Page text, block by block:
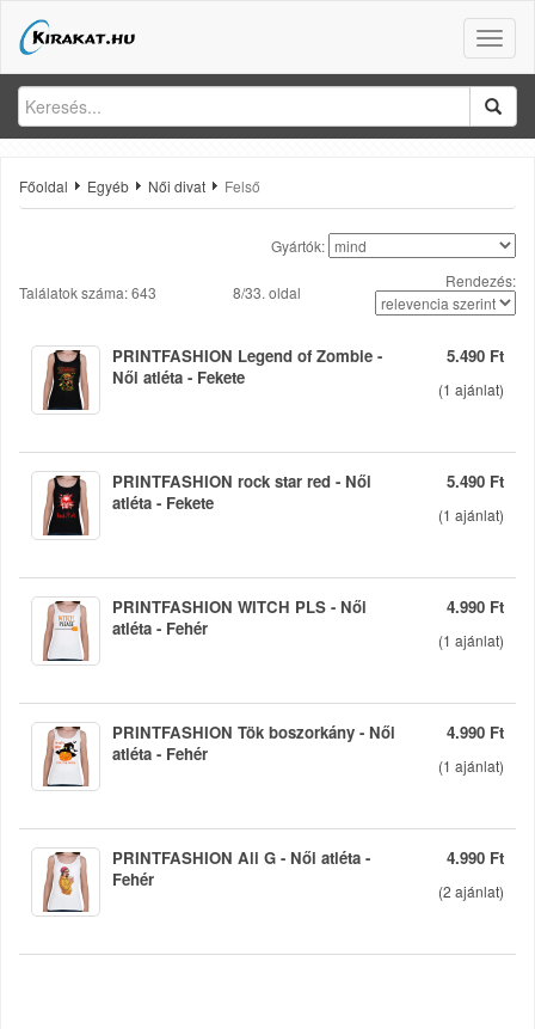
Toggle
Főoldal Egyéb Női divat Felső
Gyártók:
Találatok száma: 643 8/33. oldal
Rendezés:
5.490 Ft
(1 ajánlat)
PRINTFASHION Legend of Zombie -
Női atléta - Fekete
5.490 Ft
(1 ajánlat)
PRINTFASHION rock star red - Női
atléta - Fekete
4.990 Ft
(1 ajánlat)
PRINTFASHION WITCH PLS - Női
atléta - Fehér
4.990 Ft
(1 ajánlat)
PRINTFASHION Tök boszorkány - Női
atléta - Fehér
4.990 Ft
(2 ajánlat)
PRINTFASHION Ali G - Női atléta -
Fehér